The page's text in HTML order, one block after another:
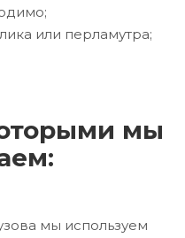
или перламутра;
мы
мы используем